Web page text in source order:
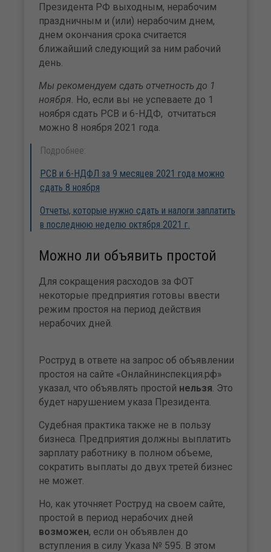
Президента РФ выходным, нерабочим
праздничным и (или) нерабочим днем,
днем окончания срока считается
ближайший следующий за ним рабочий
день.
Мы рекомендуем сдать отчетность до 1
ноября. Но, если вы не успеваете до 1
ноября сдать РСВ и 6-НДФ, отчитаться
можно 8 ноября 2021 года.
Подробнее:
РСВ и 6-НДФЛ за 9 месяцев 2021 года можно
сдать 8 ноября
Отчеты, которые нужно сдать и налоги заплатить
в последнюю неделю октября 2021 г.
Можно ли объявить простой
Для сокращения расходов за ФОТ
некоторые предприятия готовы ввести
режим простоя на период действия
нерабочих дней.
Роструд в ответе на запрос об объявлении
простоя на сайте «Онлайнинспекция.рф»
указал, что объявлять простой нельзя . Это
будет нарушением указа Президента.
Судебная практика также не в пользу
бизнеса. Предприятия должны выплатить
зарплату работнику в полном объеме,
сократить выплаты до двух третей бизнес
не может.
Но, как уточняет Роструд на своем сайте,
простой в период нерабочих дней
возможен, если он объявлен до
вступления в силу Указа № 595. В этом